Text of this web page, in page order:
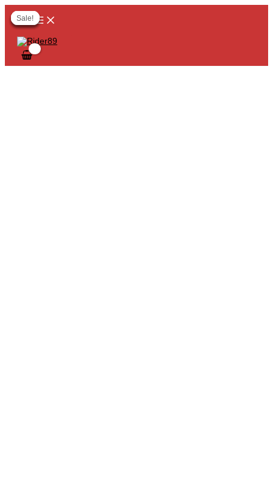
Skip
to
content
MAIN
MENU
Sale!
Sale!
Sale!
Original Current
Sale!
Sale!
Original Current